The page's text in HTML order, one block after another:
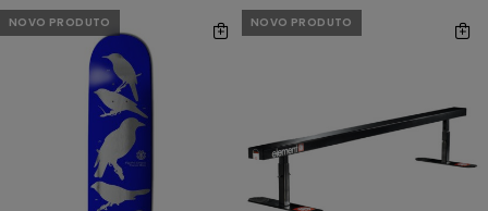
NOVO PRODUTO
NOVO PRODUTO